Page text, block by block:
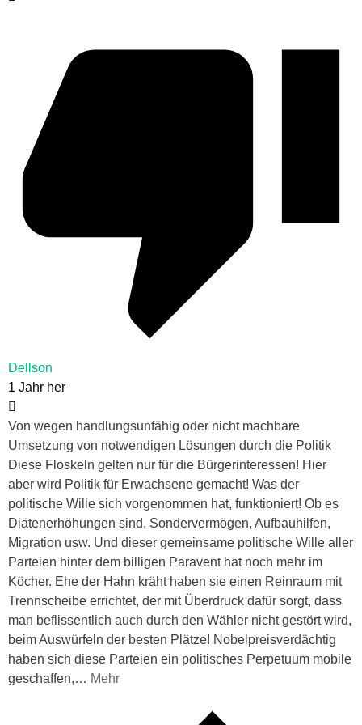
Dellson
1 Jahr her
Von wegen handlungsunfähig oder nicht machbare
Umsetzung von notwendigen Lösungen durch die Politik
Diese Floskeln gelten nur für die Bürgerinteressen! Hier
aber wird Politik für Erwachsene gemacht! Was der
politische Wille sich vorgenommen hat, funktioniert! Ob es
Diätenerhöhungen sind, Sondervermögen, Aufbauhilfen,
Migration usw. Und dieser gemeinsame politische Wille aller
Parteien hinter dem billigen Paravent hat noch mehr im
Köcher. Ehe der Hahn kräht haben sie einen Reinraum mit
Trennscheibe errichtet, der mit Überdruck dafür sorgt, dass
man beflissentlich auch durch den Wähler nicht gestört wird,
beim Auswürfeln der besten Plätze! Nobelpreisverdächtig
haben sich diese Parteien ein politisches Perpetuum mobile
geschaffen,… Mehr